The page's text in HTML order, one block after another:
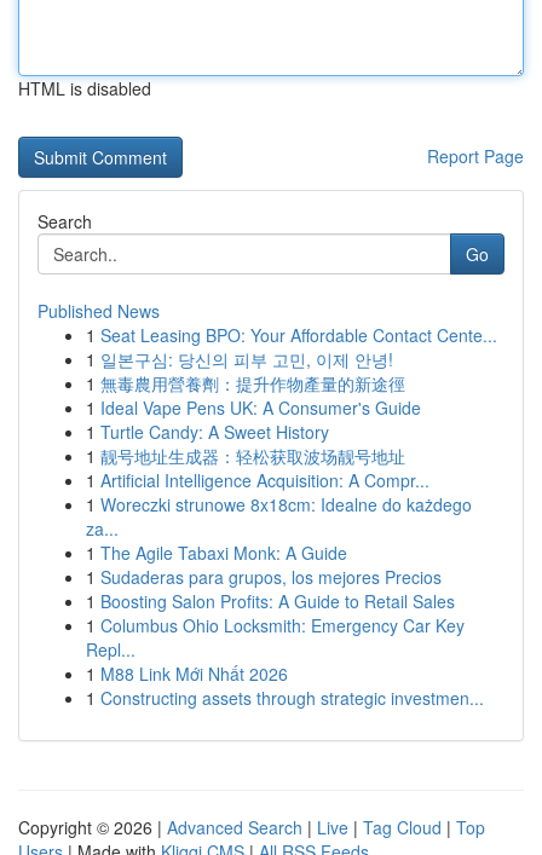
HTML is disabled
Report Page
Search
Go
Published News
1 Seat Leasing BPO: Your Affordable Contact Cente...
1 일본구심: 당신의 피부 고민, 이제 안녕!
1 無毒農用營養劑：提升作物產量的新途徑
1 Ideal Vape Pens UK: A Consumer's Guide
1 Turtle Candy: A Sweet History
1 靓号地址生成器：轻松获取波场靓号地址
1 Artificial Intelligence Acquisition: A Compr...
1 Woreczki strunowe 8x18cm: Idealne do każdego
za...
1 The Agile Tabaxi Monk: A Guide
1 Sudaderas para grupos, los mejores Precios
1 Boosting Salon Profits: A Guide to Retail Sales
1 Columbus Ohio Locksmith: Emergency Car Key
Repl...
1 M88 Link Mới Nhất 2026
1 Constructing assets through strategic investmen...
Copyright © 2026 | Advanced Search | Live | Tag Cloud | Top